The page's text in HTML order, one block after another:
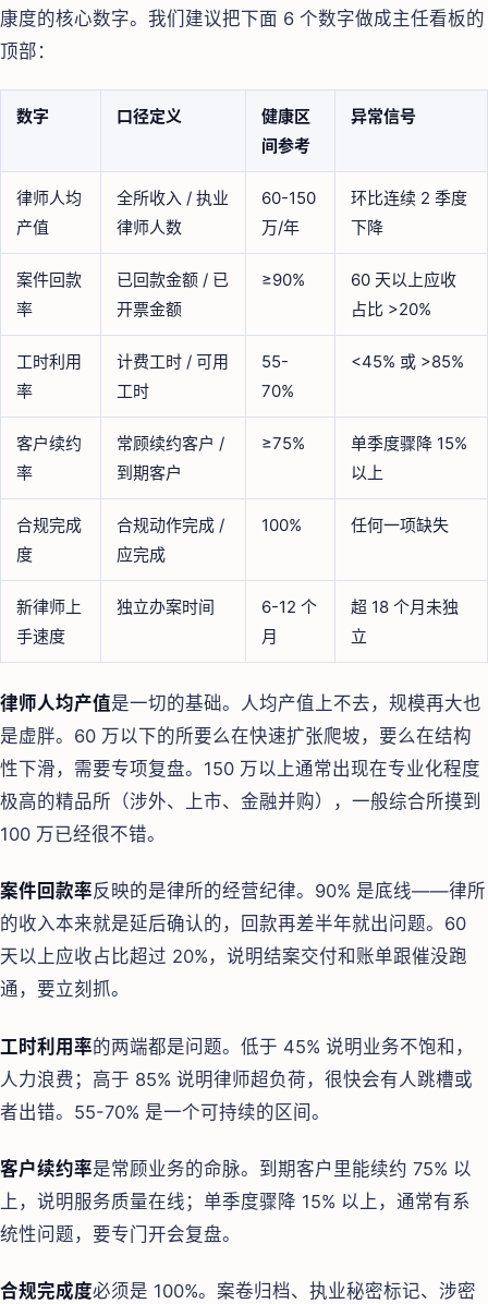
康度的核心数字。我们建议把下面 6 个数字做成主任看板的
顶部：
数字 口径定义
健康区
间参考
异常信号
律师人均
产值
全所收入 / 执业
律师人数
60-150
万/年
环比连续 2 季度
下降
案件回款
率
已回款金额 / 已
开票金额
≥90%
60 天以上应收
占比 >20%
工时利用
率
计费工时 / 可用
工时
55-
70%
<45% 或 >85%
客户续约
率
常顾续约客户 /
到期客户
≥75%
单季度骤降 15%
以上
合规完成
度
合规动作完成 /
应完成
100% 任何一项缺失
新律师上
手速度
独立办案时间
6-12 个
月
超 18 个月未独
立
律师人均产值是一切的基础。人均产值上不去，规模再大也
是虚胖。60 万以下的所要么在快速扩张爬坡，要么在结构
性下滑，需要专项复盘。150 万以上通常出现在专业化程度
极高的精品所（涉外、上市、金融并购），一般综合所摸到
100 万已经很不错。
案件回款率反映的是律所的经营纪律。90% 是底线——律所
的收入本来就是延后确认的，回款再差半年就出问题。60
天以上应收占比超过 20%，说明结案交付和账单跟催没跑
通，要立刻抓。
工时利用率的两端都是问题。低于 45% 说明业务不饱和，
人力浪费；高于 85% 说明律师超负荷，很快会有人跳槽或
者出错。55-70% 是一个可持续的区间。
客户续约率是常顾业务的命脉。到期客户里能续约 75% 以
上，说明服务质量在线；单季度骤降 15% 以上，通常有系
统性问题，要专门开会复盘。
合规完成度必须是 100%。案卷归档、执业秘密标记、涉密